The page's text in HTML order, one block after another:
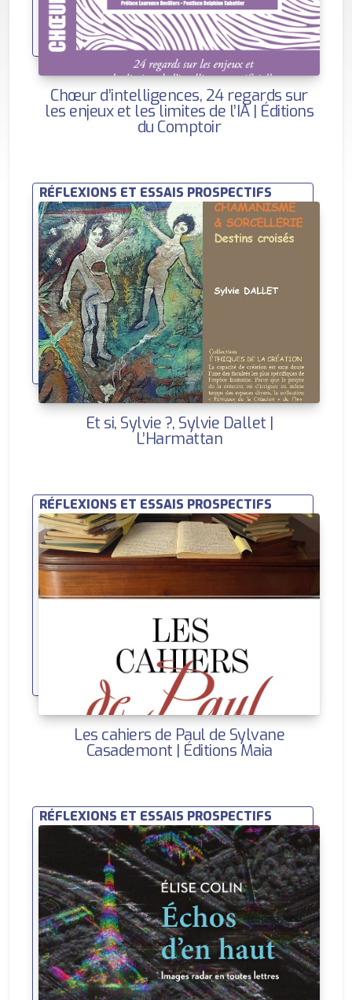
Chœur d’intelligences, 24 regards sur
les enjeux et les limites de l’IA | Éditions
du Comptoir
RÉFLEXIONS ET ESSAIS PROSPECTIFS
Et si, Sylvie ?, Sylvie Dallet |
L’Harmattan
RÉFLEXIONS ET ESSAIS PROSPECTIFS
Les cahiers de Paul de Sylvane
Casademont | Éditions Maia
RÉFLEXIONS ET ESSAIS PROSPECTIFS